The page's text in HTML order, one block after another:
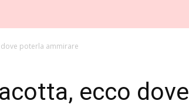
dove poterla ammirare
ecco dove